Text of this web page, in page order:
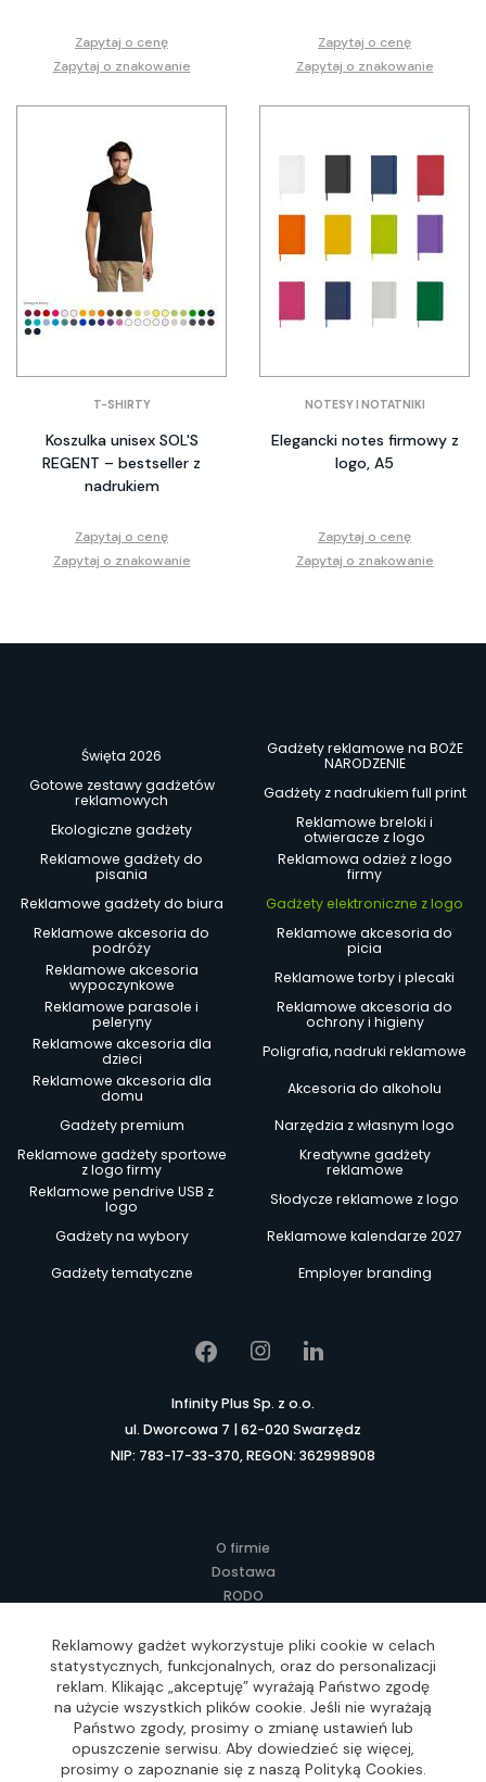
Zapytaj o cenę
Zapytaj o znakowanie
Zapytaj o cenę
Zapytaj o znakowanie
T-SHIRTY
Koszulka unisex SOL'S
REGENT – bestseller z
nadrukiem
Zapytaj o cenę
Zapytaj o znakowanie
NOTESY I NOTATNIKI
Elegancki notes firmowy z
logo, A5
Zapytaj o cenę
Zapytaj o znakowanie
Święta 2026
Gadżety reklamowe na BOŻE
NARODZENIE
Gotowe zestawy gadżetów
reklamowych
Gadżety z nadrukiem full print
Ekologiczne gadżety
Reklamowe breloki i
otwieracze z logo
Reklamowe gadżety do
pisania
Reklamowa odzież z logo
firmy
Reklamowe gadżety do biura
Gadżety elektroniczne z logo
Reklamowe akcesoria do
podróży
Reklamowe akcesoria do
picia
Reklamowe akcesoria
wypoczynkowe
Reklamowe torby i plecaki
Reklamowe parasole i
peleryny
Reklamowe akcesoria do
ochrony i higieny
Reklamowe akcesoria dla
dzieci
Poligrafia, nadruki reklamowe
Reklamowe akcesoria dla
domu
Akcesoria do alkoholu
Gadżety premium
Narzędzia z własnym logo
Reklamowe gadżety sportowe
z logo firmy
Kreatywne gadżety
reklamowe
Reklamowe pendrive USB z
logo
Słodycze reklamowe z logo
Gadżety na wybory
Reklamowe kalendarze 2027
Gadżety tematyczne
Employer branding
Infinity Plus Sp. z o.o.
ul. Dworcowa 7 | 62-020 Swarzędz
NIP: 783-17-33-370, REGON: 362998908
O firmie
Dostawa
RODO
Regulamin
Lokalne Gadżety Reklamowe
Jak zamawiać?
Słownik pojęć
FAQ
Reklamowy gadżet wykorzystuje pliki cookie w celach
statystycznych, funkcjonalnych, oraz do personalizacji
reklam. Klikając „akceptuję” wyrażają Państwo zgodę
na użycie wszystkich plików cookie. Jeśli nie wyrażają
Państwo zgody, prosimy o zmianę ustawień lub
opuszczenie serwisu. Aby dowiedzieć się więcej,
prosimy o zapoznanie się z naszą Polityką Cookies.